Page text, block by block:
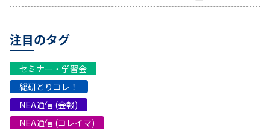
注目のタグ
セミナー・学習会
総研とりコレ！
NEA通信 (会報)
NEA通信 (コレイマ)